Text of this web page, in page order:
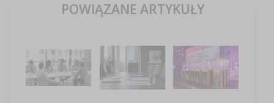
POWIĄZANE ARTYKUŁY